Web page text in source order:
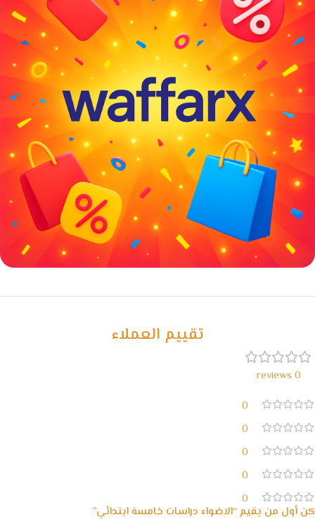
خصومات كبيرة
تقييم العملاء
0 reviews
0
0
0
0
0
كن أول من يقيم “الاضواء دراسات خامسة ابتدائي”